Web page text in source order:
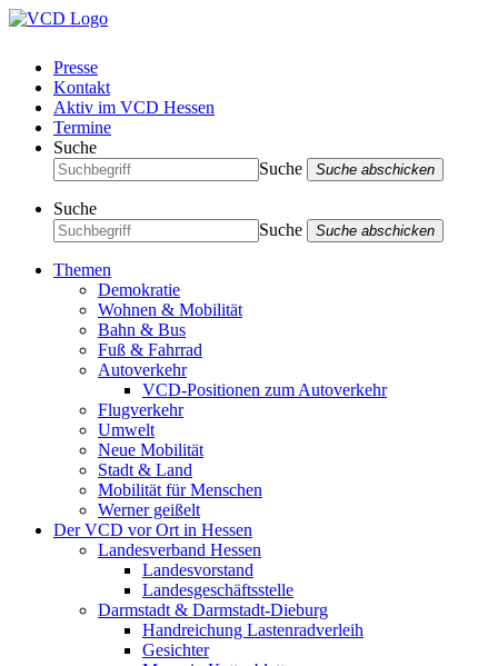
Presse
Kontakt
Aktiv im VCD Hessen
Termine
Suche
Suche
Suche abschicken
Suche
Suche
Suche abschicken
Themen
Demokratie
Wohnen & Mobilität
Bahn & Bus
Fuß & Fahrrad
Autoverkehr
VCD-Positionen zum Autoverkehr
Flugverkehr
Umwelt
Neue Mobilität
Stadt & Land
Mobilität für Menschen
Werner geißelt
Der VCD vor Ort in Hessen
Landesverband Hessen
Landesvorstand
Landesgeschäftsstelle
Darmstadt & Darmstadt-Dieburg
Handreichung Lastenradverleih
Gesichter